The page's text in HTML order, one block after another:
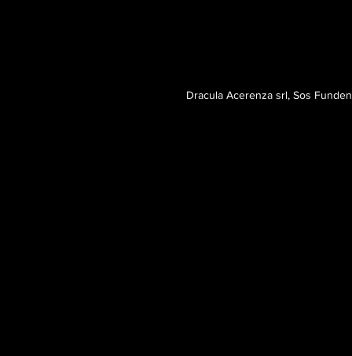
Dracula Acerenza srl, Sos